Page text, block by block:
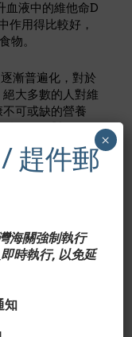
血液中的維他命D
作用得比較好，
物。
漸普遍化，對於
大多數的人對維
可或缺的營養
他命D確實可以調
點多奠基在這項事
有超過六百個接
以說是遍布全
顯示，維他命D
健康。有鑑於大腦
維他命D有助於增
到腸道都有維他
健康的消化。越
腺健康的研究，
*GMP品質
趕件郵
海關強制執行
時執行, 以免延
知
×